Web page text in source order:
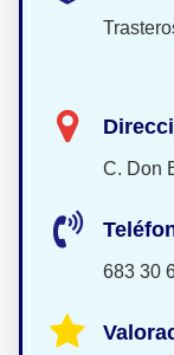
C. Don
683 30